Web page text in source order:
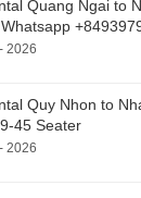
Quang Ngai to
2026
Quy Nhon to
45 Seater
2026